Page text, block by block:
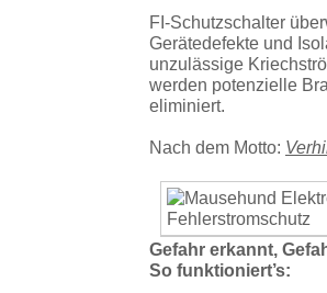
FI-Schutz­schalter
Gerätedefekte und
unzulässige
werden potenzielle
eliminiert.
Nach dem Motto:
Gefahr erkannt,
So funktioniert’s: